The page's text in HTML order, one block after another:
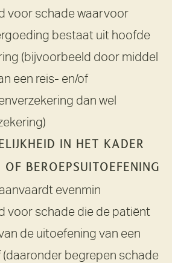
voor schade waarvoor
bestaat uit hoofde
(bijvoorbeeld door middel
een reis- en/of
dan wel
IN HET KADER
BEROEPSUITOEFENING
evenmin
voor schade die de patiënt
de uitoefening van een
begrepen schade